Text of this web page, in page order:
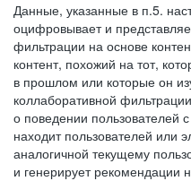
Данные, указанные в п.5.
оцифровывает и
фильтрации на основе
контент, похожий на тот,
в прошлом или которые он
коллаборативной
о поведении пользователей
находит пользователей или
аналогичной текущему
и генерирует рекомендации